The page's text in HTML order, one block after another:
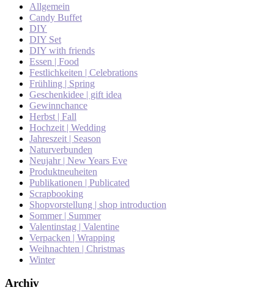
Allgemein
Candy Buffet
DIY
DIY Set
DIY with friends
Essen | Food
Festlichkeiten | Celebrations
Frühling | Spring
Geschenkidee | gift idea
Gewinnchance
Herbst | Fall
Hochzeit | Wedding
Jahreszeit | Season
Naturverbunden
Neujahr | New Years Eve
Produktneuheiten
Publikationen | Publicated
Scrapbooking
Shopvorstellung | shop introduction
Sommer | Summer
Valentinstag | Valentine
Verpacken | Wrapping
Weihnachten | Christmas
Winter
Archiv